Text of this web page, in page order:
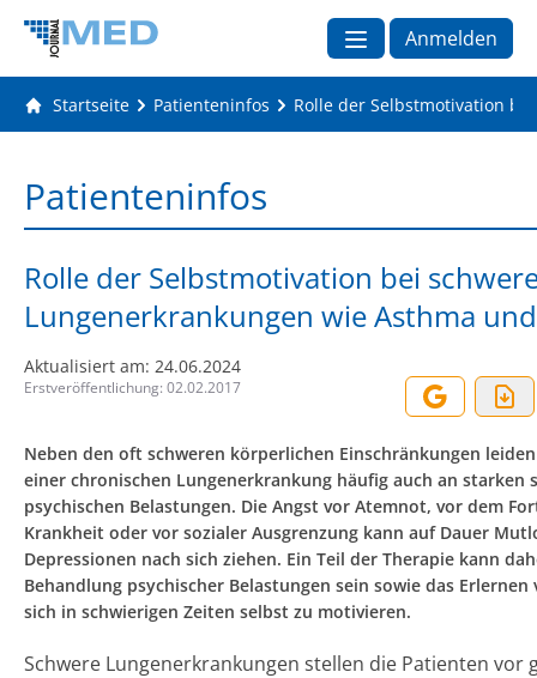
Anmelden
Startseite Patienteninfos Rolle der Selbstmotivation
Patienteninfos
Rolle der Selbstmotivation bei
Lungenerkrankungen wie Asthma und
Aktualisiert am: 24.06.2024
Erstveröffentlichung: 02.02.2017
Neben den oft schweren körperlichen Einschränkungen
einer chronischen Lungenerkrankung häufig auch an starken
psychischen Belastungen. Die Angst vor Atemnot, vor dem
Krankheit oder vor sozialer Ausgrenzung kann auf Dauer
Depressionen nach sich ziehen. Ein Teil der Therapie kann
Behandlung psychischer Belastungen sein sowie das Erlernen
sich in schwierigen Zeiten selbst zu motivieren.
Schwere Lungenerkrankungen stellen die Patienten vor